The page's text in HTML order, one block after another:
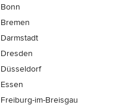
Bonn
Bremen
Darmstadt
Dresden
Düsseldorf
Essen
Freiburg-im-Breisgau